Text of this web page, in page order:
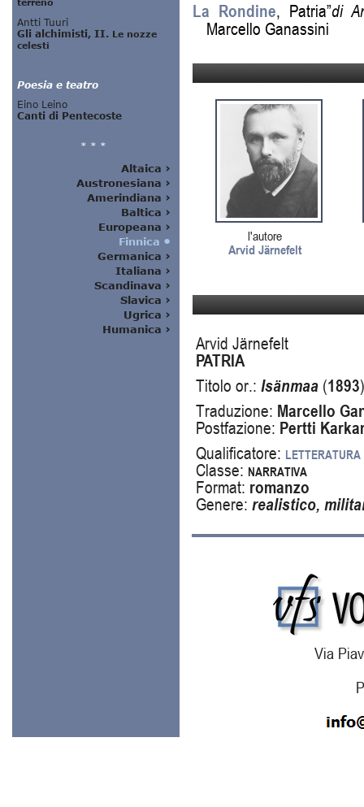
La Rondine, Patria”di
Marcello Ganassini
l'autore
Arvid Järnefelt
Arvid Järnefelt
PATRIA
Titolo or.: Isänmaa (1893)
Traduzione: Marcello
Postfazione: Pertti
Qualificatore: letteratura
Classe: narrativa
Format: romanzo
Genere: realistico,
Via